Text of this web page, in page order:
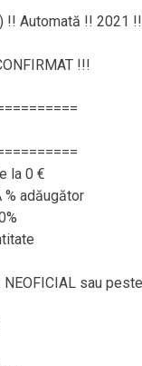
!! Automată !! 2021 !!
!!!
la 0 €
% adăugător
sau peste